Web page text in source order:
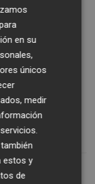
del
(Portugal)
de
(Francia)
Mundial
(Italia) del
en
en su
únicos
medir
también
estos y
de